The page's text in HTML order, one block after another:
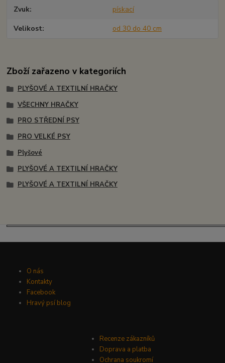
Zvuk pískací
Velikost od 30 do 40 cm
Zboží zařazeno v kategoriích
PLYŠOVÉ A TEXTILNÍ HRAČKY
VŠECHNY HRAČKY
PRO STŘEDNÍ PSY
PRO VELKÉ PSY
Plyšové
PLYŠOVÉ A TEXTILNÍ HRAČKY
PLYŠOVÉ A TEXTILNÍ HRAČKY
O nás
Kontakty
Facebook
Hravý psí blog
Recenze zákazníků
Doprava a platba
Ochrana soukromí